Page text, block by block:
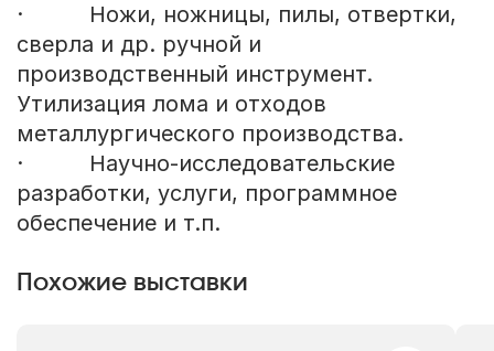
· Ножи, ножницы, пилы, отвертки,
сверла и др. ручной и
производственный инструмент.
Утилизация лома и отходов
металлургического производства.
· Научно-исследовательские
разработки, услуги, программное
обеспечение и т.п.
Похожие выставки